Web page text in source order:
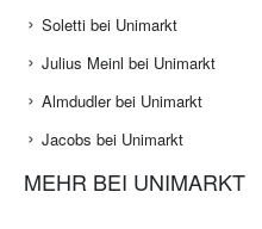
Soletti bei Unimarkt
Julius Meinl bei Unimarkt
Almdudler bei Unimarkt
Jacobs bei Unimarkt
MEHR BEI UNIMARKT